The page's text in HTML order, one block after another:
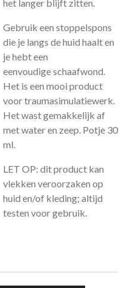
het langer blijft zitten.
Gebruik een stoppelspons
die je langs de huid haalt en
je hebt een
eenvoudige schaafwond.
Het is een mooi product
voor traumasimulatiewerk.
Het wast gemakkelijk af
met water en zeep. Potje 30
ml.
LET OP: dit product kan
vlekken veroorzaken op
huid en/of kleding; altijd
testen voor gebruik.